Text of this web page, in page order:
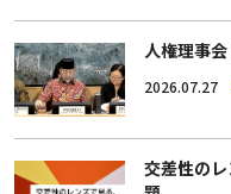
人権理事
2026.07.27
交差性の